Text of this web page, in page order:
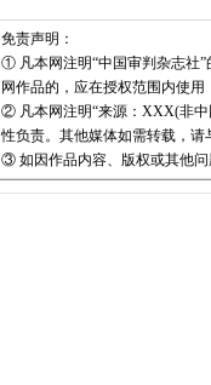
免责声明：
① 凡本网注明“中国审判杂志社
网作品的，应在授权范围内使用
② 凡本网注明“来源：XXX(非中
性负责。其他媒体如需转载，请
③ 如因作品内容、版权或其他问